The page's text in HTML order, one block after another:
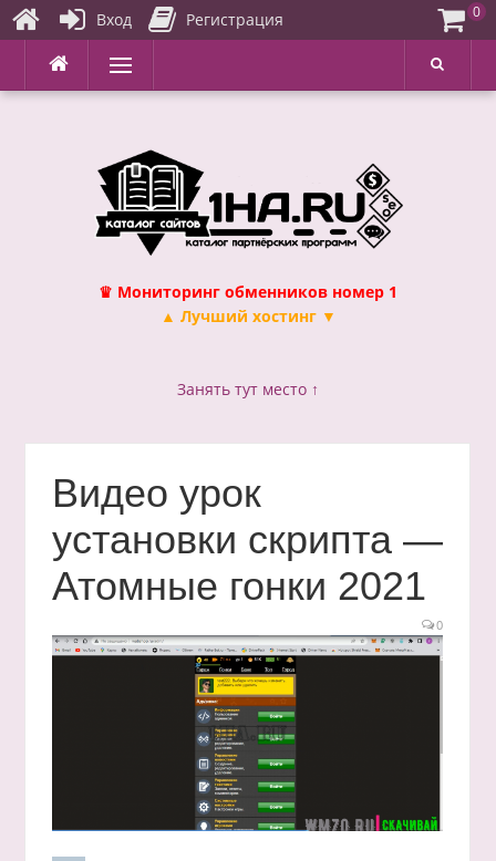
Перейти
содержимому
Меню
♛ Мониторинг обменников номер 1
▲ Лучший хостинг ▼
Занять тут место ↑
Видео урок
установки скрипта —
Атомные гонки 2021
0
Вход Регистрация 0